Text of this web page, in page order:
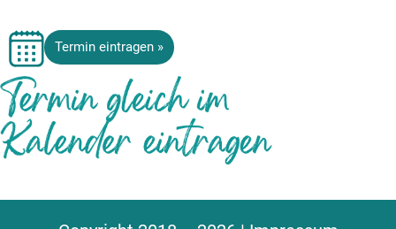
Termin eintragen »